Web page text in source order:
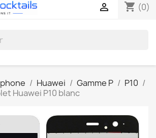
shopping_cart (0)

Huawei Gamme P
P10
Huawei P10 blanc